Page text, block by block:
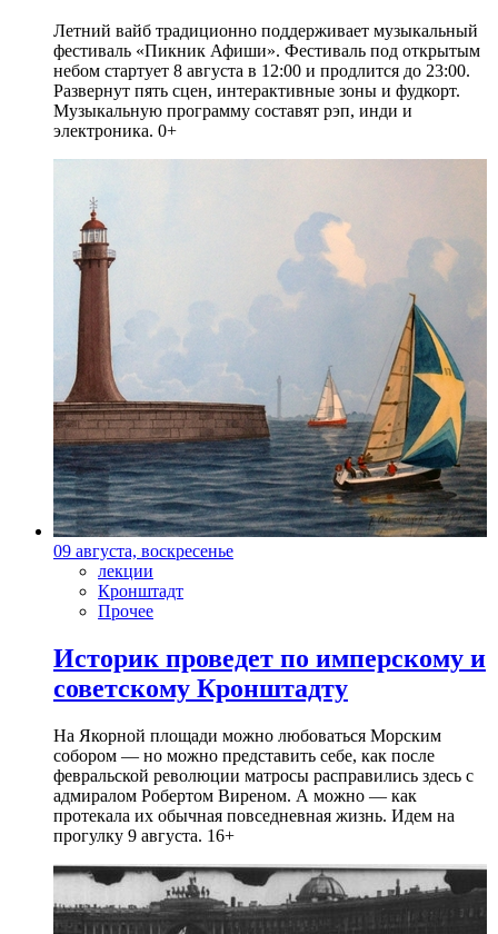
Летний вайб традиционно поддерживает музыкальный
фестиваль «Пикник Афиши». Фестиваль под открытым
небом стартует 8 августа в 12:00 и продлится до 23:00.
Развернут пять сцен, интерактивные зоны и фудкорт.
Музыкальную программу составят рэп, инди и
электроника. 0+
09 августа, воскресенье
лекции
Кронштадт
Прочее
Историк проведет по имперскому и
советскому Кронштадту
На Якорной площади можно любоваться Морским
собором — но можно представить себе, как после
февральской революции матросы расправились здесь с
адмиралом Робертом Виреном. А можно — как
протекала их обычная повседневная жизнь. Идем на
прогулку 9 августа. 16+